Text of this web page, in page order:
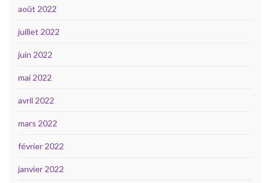
août 2022
juillet 2022
juin 2022
mai 2022
avril 2022
mars 2022
février 2022
janvier 2022